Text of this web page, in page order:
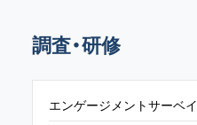
調査・研修
エンゲージメントサーベイ